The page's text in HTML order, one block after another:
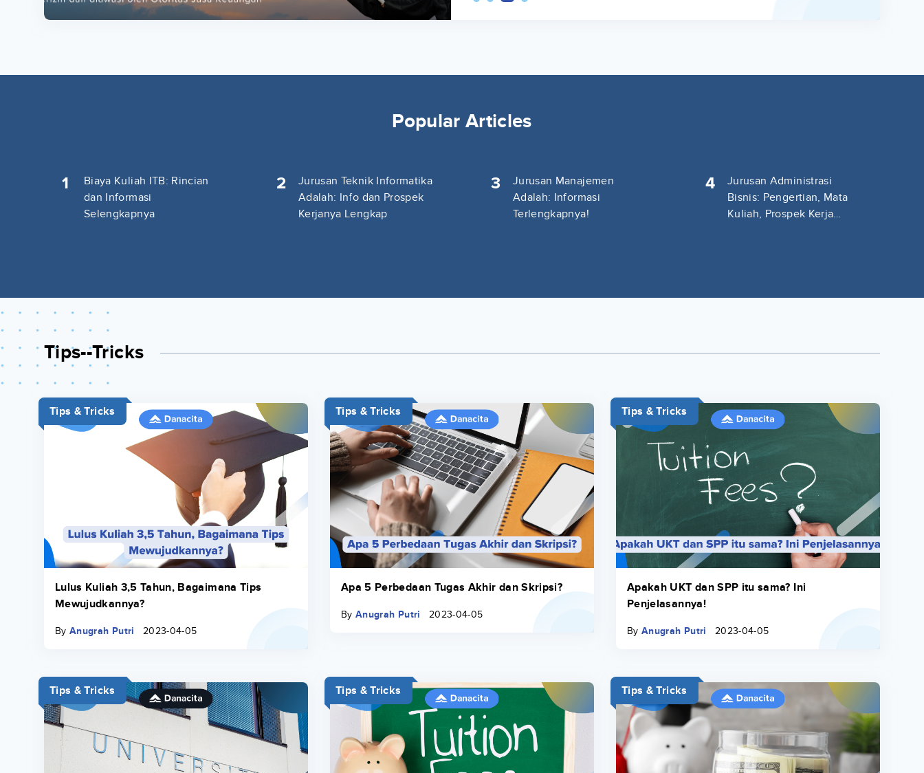
Popular Articles
1
Biaya Kuliah ITB: Rincian
dan Informasi
Selengkapnya
2
Jurusan Teknik Informatika
Adalah: Info dan Prospek
Kerjanya Lengkap
3
Jurusan Manajemen
Adalah: Informasi
Terlengkapnya!
4
Jurusan Administrasi
Bisnis: Pengertian, Mata
Kuliah, Prospek Kerja
Tips--tricks
Tips & Tricks
Lulus Kuliah 3,5 Tahun, Bagaimana Tips
Mewujudkannya?
By Anugrah Putri 2023-04-05
Tips & Tricks
Apa 5 Perbedaan Tugas Akhir dan Skripsi?
By Anugrah Putri 2023-04-05
Tips & Tricks
Apakah UKT dan SPP itu sama? Ini
Penjelasannya!
By Anugrah Putri 2023-04-05
Tips & Tricks Tips & Tricks Tips & Tricks